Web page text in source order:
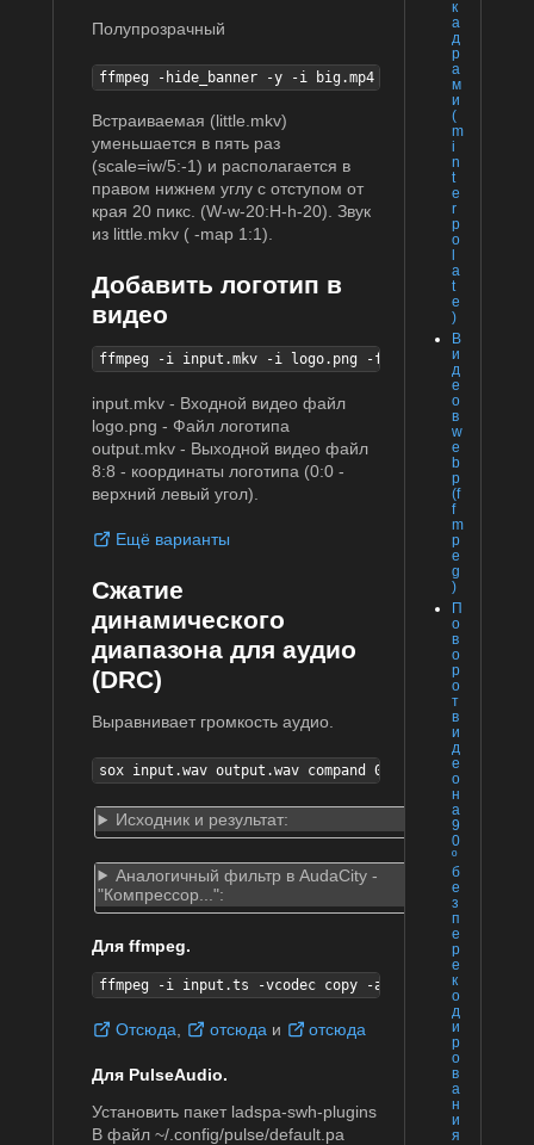
к
а
д
р
а
м
и
(
m
i
n
t
e
r
p
o
a
t
e
)
В
и
д
е
о
в
w
e
b
p
(f
f
m
p
e
g
)
П
о
в
о
р
о
т
в
и
д
е
о
н
а
9
0
º
б
е
з
п
е
р
е
к
о
д
и
р
о
в
а
н
и
я
Полупрозрачный
ffmpeg -hide_banner -y -i big.mp4 -i little.mkv -
Встраиваемая (little.mkv)
уменьшается в пять раз
(scale=iw/5:-1) и располагается в
правом нижнем углу с отступом от
края 20 пикс. (W-w-20:H-h-20). Звук
из little.mkv ( -map 1:1).
Добавить логотип в
видео
ffmpeg -i input.mkv -i logo.png -filter_complex
input.mkv - Входной видео файл
logo.png - Файл логотипа
output.mkv - Выходной видео файл
8:8 - координаты логотипа (0:0 -
верхний левый угол).
Ещё варианты
Сжатие
динамического
диапазона для аудио
(DRC)
Выравнивает громкость аудио.
sox input.wav output.wav compand 0.3,.8 -120,-10 -
Исходник и результат:
Аналогичный фильтр в AudaCity -
"Компрессор...":
Для ffmpeg.
ffmpeg -i input.ts -vcodec copy -af "compand=0 0:1
Отсюда отсюда и отсюда
Для PulseAudio.
Установить пакет ladspa-swh-plugins
В файл ~/.config/pulse/default.pa